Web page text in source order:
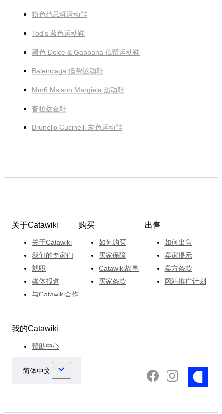
粉色范思哲运动鞋
Tod's 蓝色运动鞋
黑色 Dolce & Gabbana 低帮运动鞋
Balenciaga 低帮运动鞋
Mm6 Maison Margiela 运动鞋
普拉达金鞋
Brunello Cucinelli 灰色运动鞋
关于Catawiki
关于Catawiki
我们的专家们
就职
媒体报道
与Catawiki合作
购买
如何购买
买家保障
Catawiki故事
买家条款
出售
如何出售
卖家提示
卖方条款
网站推广计划
我的Catawiki
帮助中心